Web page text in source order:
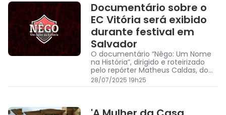
Documentário sobre o
EC Vitória será exibido
durante festival em
Salvador
O documentário “Nêgo: Um Nome
na História”, dirigido e roteirizado
pelo repórter Matheus Caldas, do
Aratu On, é o primeiro sobre a
trajetória do Vitória
28/07/2025 19h25